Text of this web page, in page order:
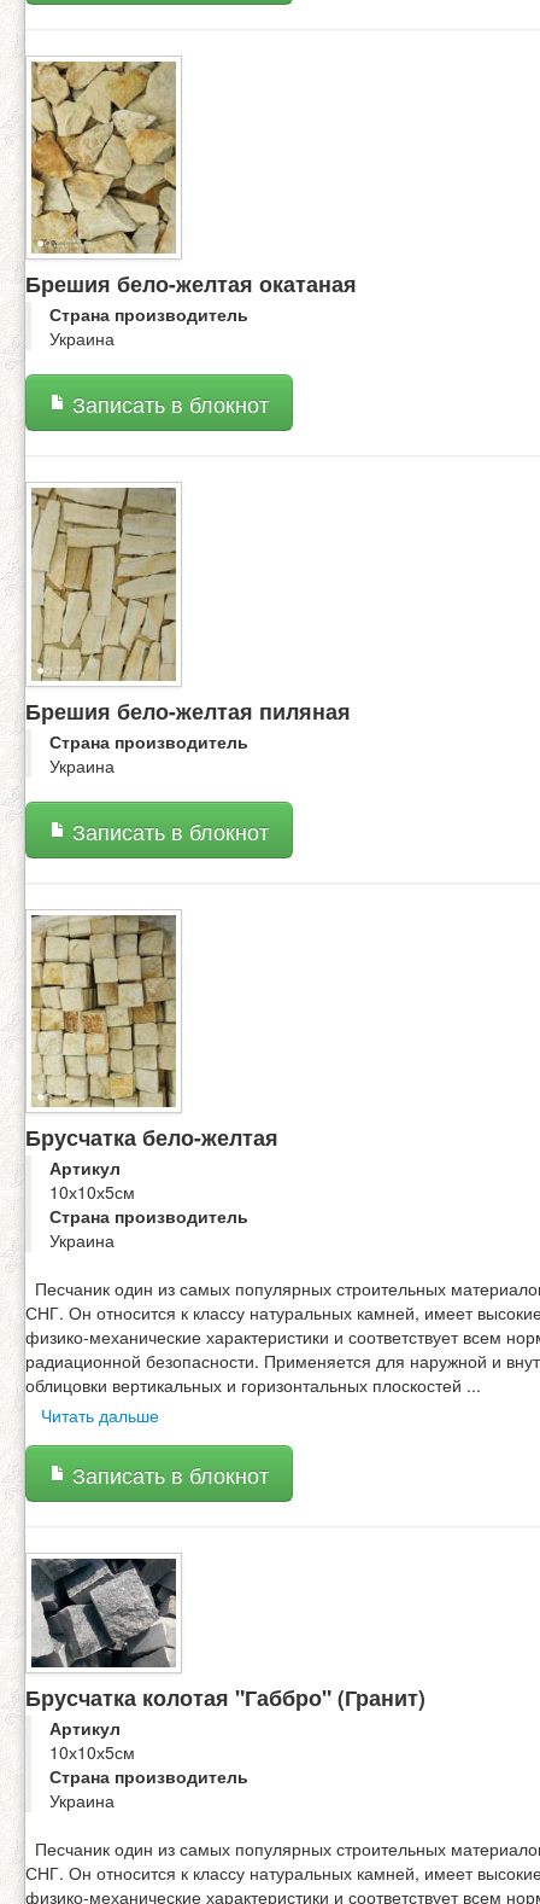
Брешия бело-желтая окатаная
Страна производитель
Украина
Записать в блокнот
Брешия бело-желтая пиляная
Страна производитель
Украина
Записать в блокнот
Брусчатка бело-желтая
Артикул
10х10х5см
Страна производитель
Украина
Песчаник один из самых популярных строительных
СНГ. Он относится к классу натуральных камней, имеет
физико-механические характеристики и соответствует всем
радиационной безопасности. Применяется для наружной и
облицовки вертикальных и горизонтальных плоскостей ...
Читать дальше
Записать в блокнот
Брусчатка колотая "Габбро" (Гранит)
Артикул
10х10х5см
Страна производитель
Украина
Песчаник один из самых популярных строительных
СНГ. Он относится к классу натуральных камней, имеет
физико-механические характеристики и соответствует всем